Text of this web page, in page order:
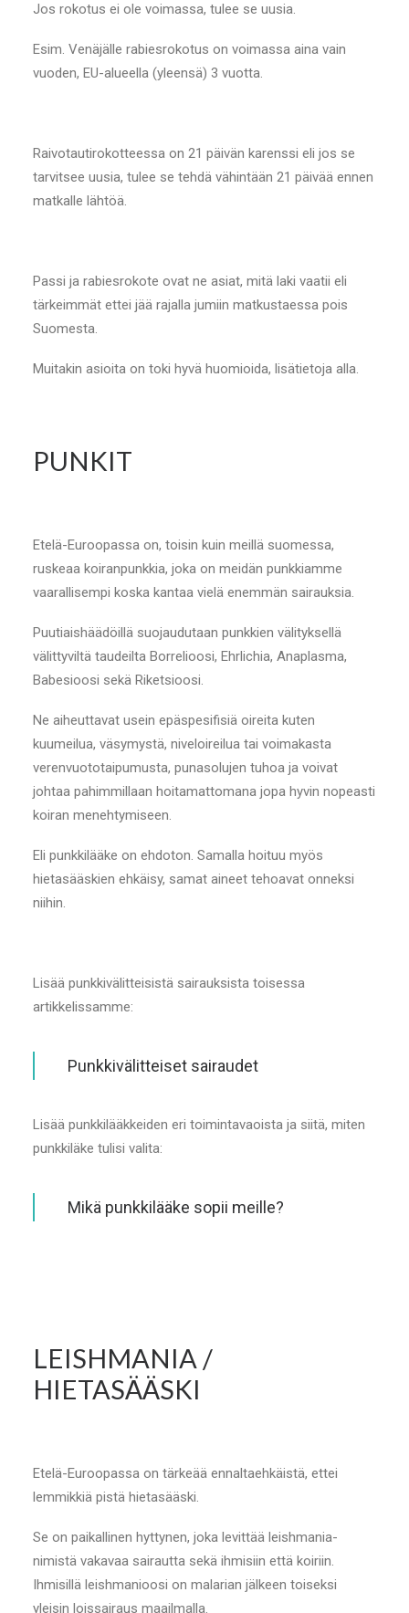
Jos rokotus ei ole voimassa, tulee se uusia.
Esim. Venäjälle rabiesrokotus on voimassa aina vain
vuoden, EU-alueella (yleensä) 3 vuotta.
Raivotautirokotteessa on 21 päivän karenssi eli jos se
tarvitsee uusia, tulee se tehdä vähintään 21 päivää ennen
matkalle lähtöä.
Passi ja rabiesrokote ovat ne asiat, mitä laki vaatii eli
tärkeimmät ettei jää rajalla jumiin matkustaessa pois
Suomesta.
Muitakin asioita on toki hyvä huomioida, lisätietoja alla.
PUNKIT
Etelä-Euroopassa on, toisin kuin meillä suomessa,
ruskeaa koiranpunkkia, joka on meidän punkkiamme
vaarallisempi koska kantaa vielä enemmän sairauksia.
Puutiaishäädöillä suojaudutaan punkkien välityksellä
välittyviltä taudeilta Borrelioosi, Ehrlichia, Anaplasma,
Babesioosi sekä Riketsioosi.
Ne aiheuttavat usein epäspesifisiä oireita kuten
kuumeilua, väsymystä, niveloireilua tai voimakasta
verenvuototaipumusta, punasolujen tuhoa ja voivat
johtaa pahimmillaan hoitamattomana jopa hyvin nopeasti
koiran menehtymiseen.
Eli punkkilääke on ehdoton. Samalla hoituu myös
hietasääskien ehkäisy, samat aineet tehoavat onneksi
niihin.
Lisää punkkivälitteisistä sairauksista toisessa
artikkelissamme:
Punkkivälitteiset sairaudet
Lisää punkkilääkkeiden eri toimintavaoista ja siitä, miten
punkkiläke tulisi valita:
Mikä punkkilääke sopii meille?
LEISHMANIA /
HIETASÄÄSKI
Etelä-Euroopassa on tärkeää ennaltaehkäistä, ettei
lemmikkiä pistä hietasääski.
Se on paikallinen hyttynen, joka levittää leishmania-
nimistä vakavaa sairautta sekä ihmisiin että koiriin.
Ihmisillä leishmanioosi on malarian jälkeen toiseksi
yleisin loissairaus maailmalla.